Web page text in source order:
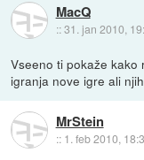
MacQ
::31. jan 2010,
Vseeno ti pokaže
igranja nove igre ali
MrStein
:: 1. feb 2010,